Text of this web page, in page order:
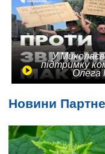
У
підтримку
Олега